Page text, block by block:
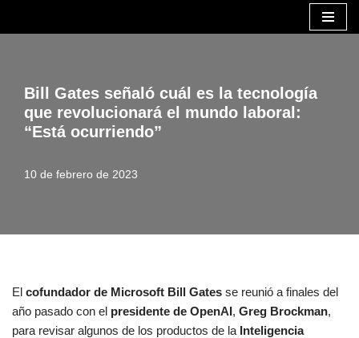
Bill Gates señaló cuál es la tecnología
que revolucionará el mundo laboral:
“Está ocurriendo”
10 de febrero de 2023
El cofundador de Microsoft Bill Gates se reunió a finales del
año pasado con el presidente de OpenAI, Greg Brockman,
para revisar algunos de los productos de la Inteligencia